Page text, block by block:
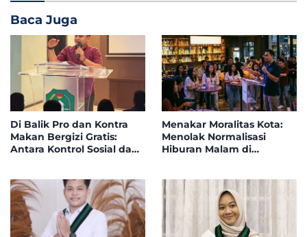
Baca Juga
Di Balik Pro dan Kontra
Makan Bergizi Gratis:
Antara Kontrol Sosial dan
Menakar Moralitas Kota:
Menolak Normalisasi
Hiburan Malam di